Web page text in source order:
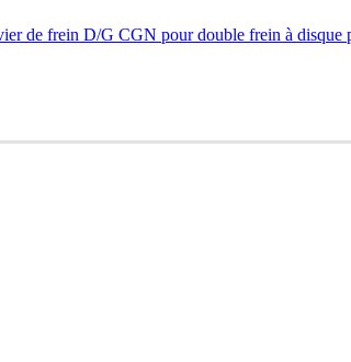
de frein D/G CGN pour double frein à disque